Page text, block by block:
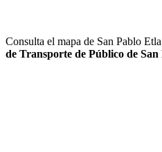
Consulta el mapa de San Pablo
de Transporte de Público de San